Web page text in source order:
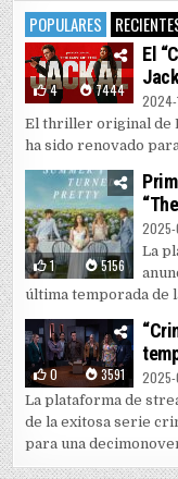
POPULARES
4 7444
El
2024-
El thriller original de
ha sido renovado
1 5156
La
última temporada de
0 3591
La plataforma de
de la exitosa serie
para una